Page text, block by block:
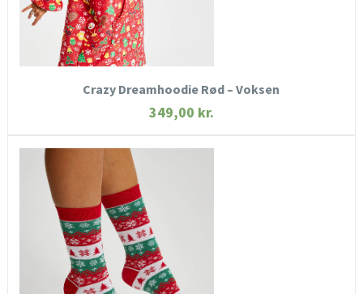
Crazy Dreamhoodie Rød – Voksen
349,00 kr.
HURTIGT KIG
SE MERE